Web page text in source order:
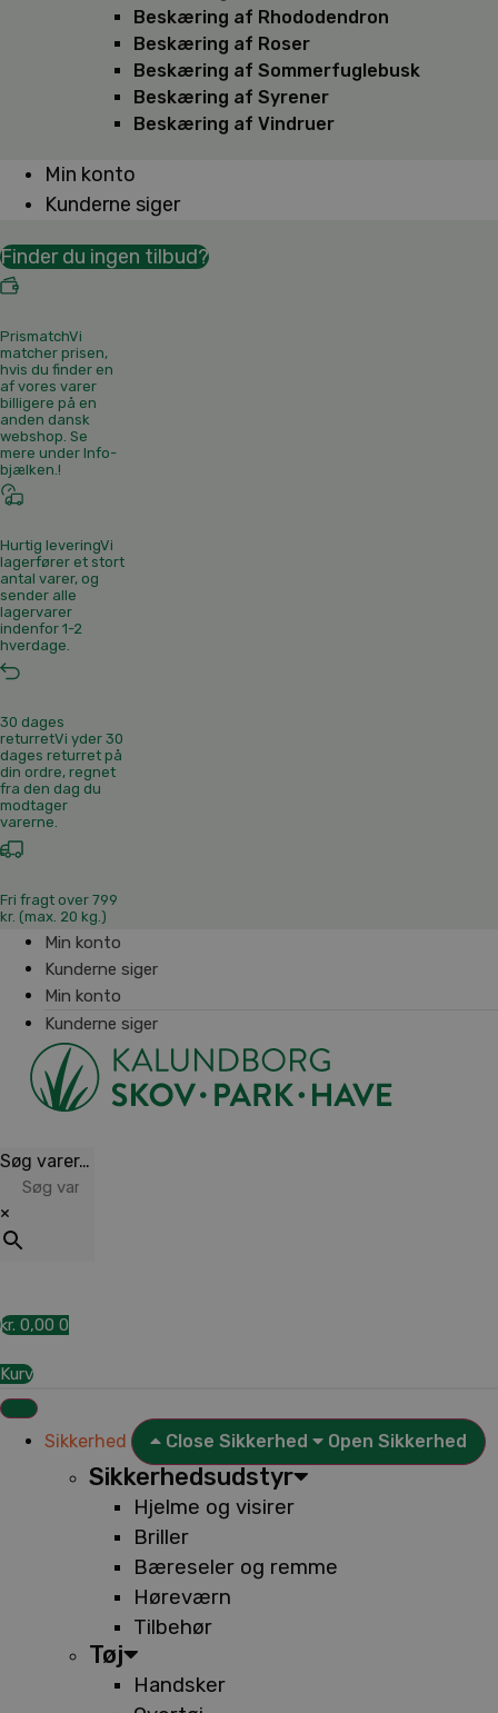
Beskæring af Rhododendron
Beskæring af Roser
Beskæring af Sommerfuglebusk
Beskæring af Syrener
Beskæring af Vindruer
Min konto
Kunderne siger
Finder du ingen tilbud?
PrismatchVi
matcher prisen,
hvis du finder en
af vores varer
billigere på en
anden dansk
webshop. Se
mere under Info-
bjælken.!
Hurtig leveringVi
lagerfører et stort
antal varer, og
sender alle
lagervarer
indenfor 1-2
hverdage.
30 dages
returretVi yder 30
dages returret på
din ordre, regnet
fra den dag du
modtager
varerne.
Fri fragt over 799
kr. (max. 20 kg.)
Min konto
Kunderne siger
Min konto
Kunderne siger
Søg varer…
×
kr. 0,00 0
Kurv
Sikkerhed Close Sikkerhed Open Sikkerhed
Sikkerhedsudstyr
Hjelme og visirer
Briller
Bæreseler og remme
Høreværn
Tilbehør
Tøj
Handsker